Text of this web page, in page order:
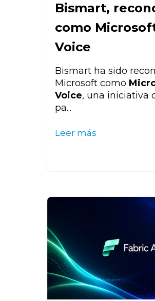
Bismart,
como
Voice
Bismart ha sido
Microsoft como
Voice, una iniciativa
pa...
Leer más